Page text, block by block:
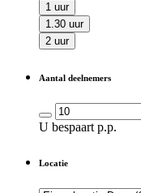
1 uur
1.30 uur
2 uur
Aantal deelnemers
U bespaart p.p.
Locatie